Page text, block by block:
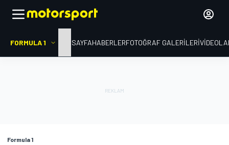
FORMULA 1 ANA SAYFAHABERLERFOTOĞRAF GALERILERI
Formula 1